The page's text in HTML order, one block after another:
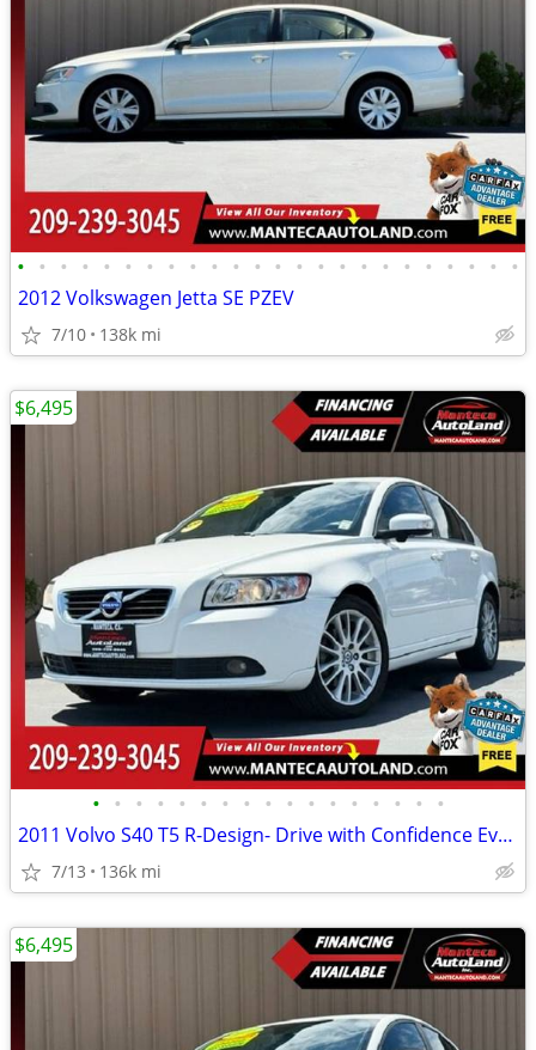
• • • • • • • • • • • • • • • • • • • • • • • •
2012 Volkswagen Jetta SE PZEV
7/10 138k mi
• • • • • • • • • • • • • • • • •
2011 Volvo S40 T5 R-Design- Drive with Confidence Every Mile!
7/13 136k mi
$6,495
$6,495